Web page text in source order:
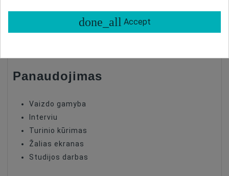
Maitinimo parinktys
Panaudojimas
Vaizdo gamyba
Interviu
Turinio kūrimas
Žalias ekranas
Studijos darbas
done_all Accept